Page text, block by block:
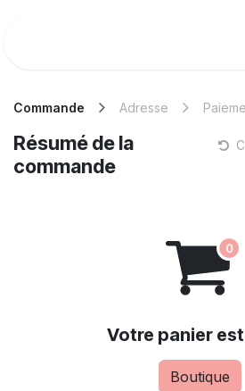
Commande Adresse
Résumé de la
commande
Votre panier
Boutique